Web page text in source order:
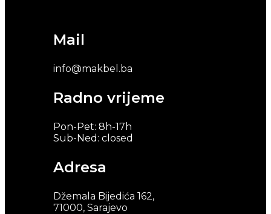
Mail
info@makbel.ba
Radno vrijeme
Pon-Pet: 8h-17h
Sub-Ned: closed
Adresa
Džemala Bijedića 162,
71000, Sarajevo